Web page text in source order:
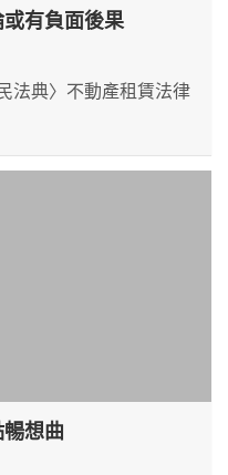
或有負面後果
法典〉不動產租賃法律
想曲